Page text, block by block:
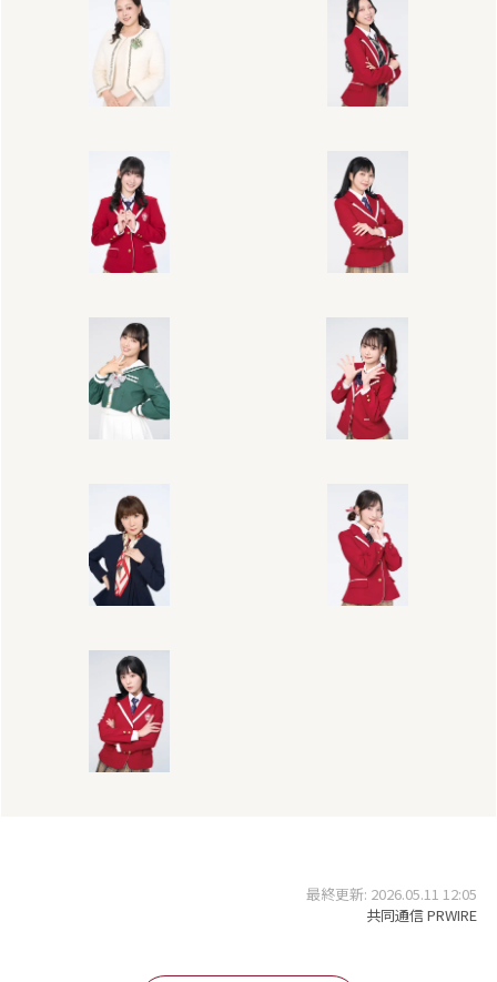
最終更新: 2026.05.11 12:05
共同通信 PRWIRE